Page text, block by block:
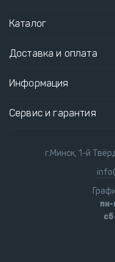
Каталог
Доставка и оплата
Информация
Сервис и гарантия
г.Минск, 1-й
пн-